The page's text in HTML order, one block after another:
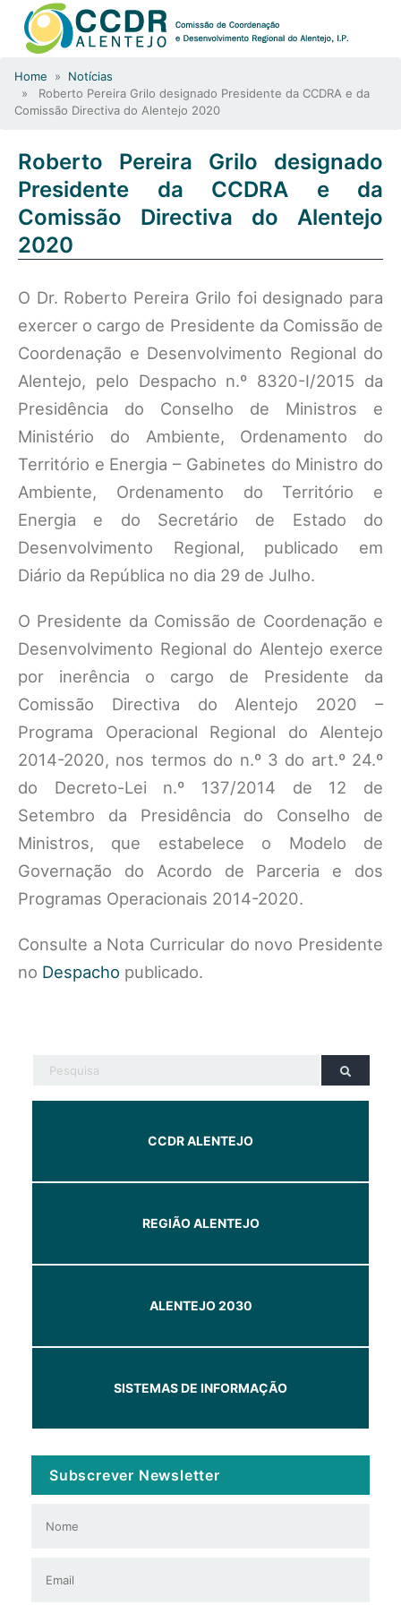
Home » Notícias
» Roberto Pereira Grilo designado Presidente da CCDRA e da
Comissão Directiva do Alentejo 2020
Roberto Pereira Grilo designado
Presidente da CCDRA e da
Comissão Directiva do Alentejo
2020
O Dr. Roberto Pereira Grilo foi designado para
exercer o cargo de Presidente da Comissão de
Coordenação e Desenvolvimento Regional do
Alentejo, pelo Despacho n.º 8320-I/2015 da
Presidência do Conselho de Ministros e
Ministério do Ambiente, Ordenamento do
Território e Energia – Gabinetes do Ministro do
Ambiente, Ordenamento do Território e
Energia e do Secretário de Estado do
Desenvolvimento Regional, publicado em
Diário da República no dia 29 de Julho.
O Presidente da Comissão de Coordenação e
Desenvolvimento Regional do Alentejo exerce
por inerência o cargo de Presidente da
Comissão Directiva do Alentejo 2020 –
Programa Operacional Regional do Alentejo
2014-2020, nos termos do n.º 3 do art.º 24.º
do Decreto-Lei n.º 137/2014 de 12 de
Setembro da Presidência do Conselho de
Ministros, que estabelece o Modelo de
Governação do Acordo de Parceria e dos
Programas Operacionais 2014-2020.
Consulte a Nota Curricular do novo Presidente
no Despacho publicado.
CCDR ALENTEJO
REGIÃO ALENTEJO
ALENTEJO 2030
SISTEMAS DE INFORMAÇÃO
Subscrever Newsletter